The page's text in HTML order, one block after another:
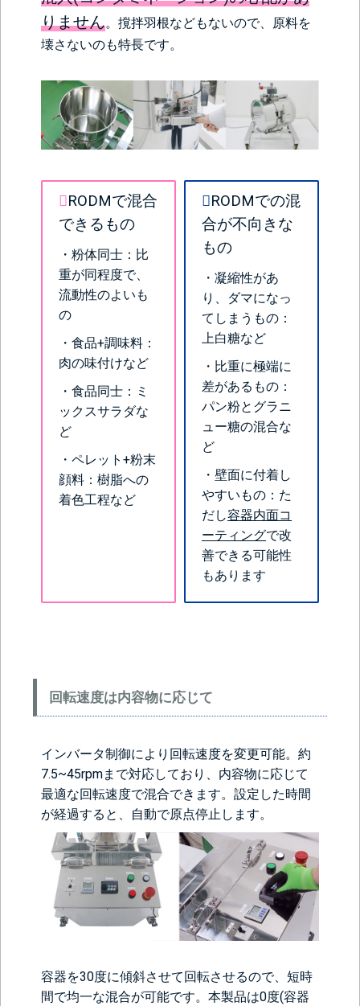
りません。撹拌羽根などもないので、原料を
壊さないのも特長です。
RODMで混合
できるもの
・粉体同士：比
重が同程度で、
流動性のよいも
の
・食品+調味料：
肉の味付けなど
・食品同士：ミ
ックスサラダな
ど
・ペレット+粉末
顔料：樹脂への
着色工程など
RODMでの混
合が不向きな
もの
・凝縮性があ
り、ダマになっ
てしまうもの：
上白糖など
・比重に極端に
差があるもの：
パン粉とグラニ
ュー糖の混合な
ど
・壁面に付着し
やすいもの：た
だし容器内面コ
ーティングで改
善できる可能性
もあります
回転速度は内容物に応じて
インバータ制御により回転速度を変更可能。約
7.5~45rpmまで対応しており、内容物に応じて
最適な回転速度で混合できます。設定した時間
が経過すると、自動で原点停止します。
容器を30度に傾斜させて回転させるので、短時
間で均一な混合が可能です。本製品は0度(容器